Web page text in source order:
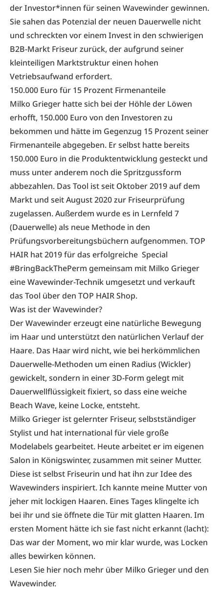
der Investor*innen für seinen Wavewindergewinnen.
Sie sahen das Potenzial der neuen Dauerwelle nicht
und schreckten vor einem Invest in den schwierigen
B2B-Markt Friseur zurück, der aufgrund seiner
kleinteiligen Marktstruktur einen hohen
Vetriebsaufwand erfordert.
150.000 Euro für 15 Prozent Firmenanteile
Milko Grieger hatte sich bei der Höhle der Löwen
erhofft, 150.000 Euro von den Investoren zu
bekommen und hätte im Gegenzug 15 Prozent seiner
Firmenanteile abgegeben. Er selbst hatte bereits
150.000 Euro in die Produktentwicklung gesteckt und
muss unter anderem noch die Spritzgussform
abbezahlen. Das Tool ist seit Oktober 2019 auf dem
Markt und seit August 2020 zur Friseurprüfung
zugelassen. Außerdem wurde es in Lernfeld 7
(Dauerwelle) als neue Methode in den
Prüfungsvorbereitungsbüchern aufgenommen. TOP
HAIR hat 2019 für das erfolgreiche Special
#BringBackThePerm gemeinsam mit Milko Grieger
eine Wavewinder-Technik umgesetzt und verkauft
das Tool über den TOP HAIR Shop.
Was ist der Wavewinder?
Der Wavewinder erzeugt eine natürliche Bewegung
im Haar und unterstützt den natürlichen Verlauf der
Haare. Das Haar wird nicht, wie bei herkömmlichen
Dauerwelle-Methoden um einen Radius (Wickler)
gewickelt, sondern in einer 3D-Form gelegt mit
Dauerwellflüssigkeit fixiert, so dass eine weiche
Beach Wave, keine Locke, entsteht.
Milko Grieger ist gelernter Friseur, selbstständiger
Stylist und hat international für viele große
Modelabels gearbeitet. Heute arbeitet er im eigenen
Salon in Königswinter, zusammen mit seiner Mutter.
Diese ist selbst Friseurin und hat ihn zur Idee des
Wavewinders inspiriert. Ich kannte meine Mutter von
jeher mit lockigen Haaren. Eines Tages klingelte ich
bei ihr und sie öffnete die Tür mit glatten Haaren. Im
ersten Moment hätte ich sie fast nicht erkannt (lacht):
Das war der Moment, wo mir klar wurde, was Locken
alles bewirken können.
Lesen Sie hier noch mehr über Milko Grieger und den
Wavewinder.